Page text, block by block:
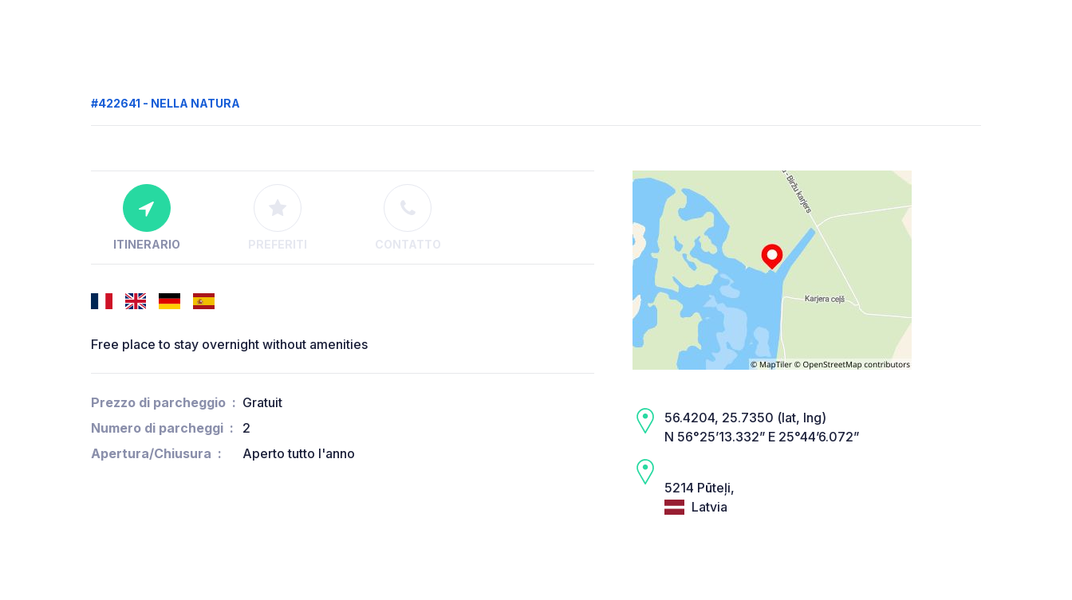
#422641 - NELLA NATURA
ITINERARIO PREFERITI CONTATTO
Free place to stay overnight without amenities
Prezzo di parcheggio
Gratuit
Numero di parcheggi
2
Apertura/Chiusura
Aperto tutto l'anno
56.4204, 25.7350 (lat, lng)
N 56°25’13.332” E 25°44’6.072”
5214 Pūteļi,
Latvia